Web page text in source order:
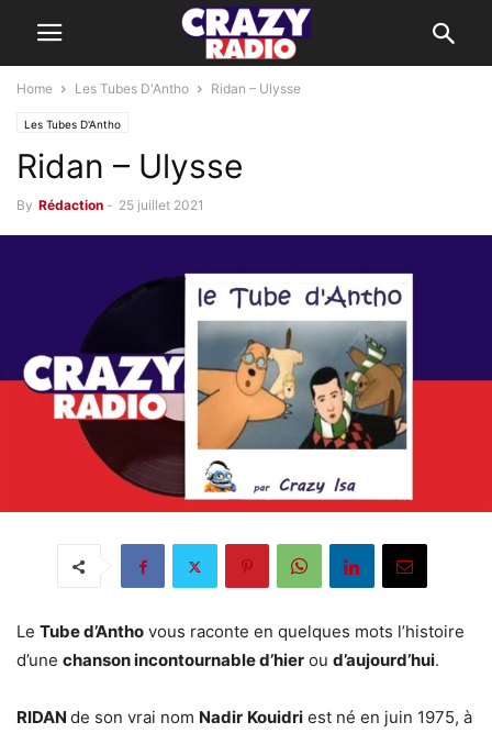
Home Les Tubes D'Antho Ridan – Ulysse
Les Tubes D'Antho
Ridan – Ulysse
By Rédaction - 25 juillet 2021
Le Tube d’Antho vous raconte en quelques mots l’histoire
d’une chanson incontournable d’hier ou d’aujourd’hui.
RIDAN de son vrai nom Nadir Kouidri est né en juin 1975, à